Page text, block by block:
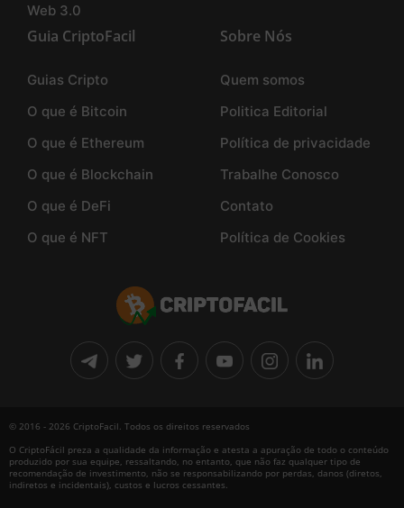
Web 3.0
Guia CriptoFacil
Guias Cripto
O que é Bitcoin
O que é Ethereum
O que é Blockchain
O que é DeFi
O que é NFT
Sobre Nós
Quem somos
Politica Editorial
Política de privacidade
Trabalhe Conosco
Contato
Política de Cookies
© 2016 - 2026 CriptoFacil. Todos os direitos reservados
O CriptoFácil preza a qualidade da informação e atesta a apuração de todo o conteúdo
produzido por sua equipe, ressaltando, no entanto, que não faz qualquer tipo de
recomendação de investimento, não se responsabilizando por perdas, danos (diretos,
indiretos e incidentais), custos e lucros cessantes.